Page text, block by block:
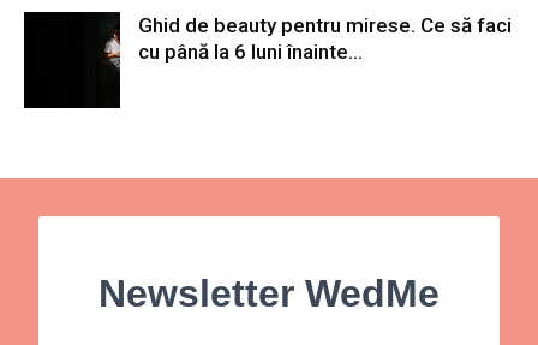
Ghid de beauty pentru mirese. Ce să faci
cu până la 6 luni înainte...
Newsletter WedMe